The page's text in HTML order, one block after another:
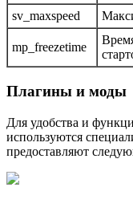
sv_maxspeed
mp_freezetime
Плагины и моды
Для удобства и
используются
предоставляют